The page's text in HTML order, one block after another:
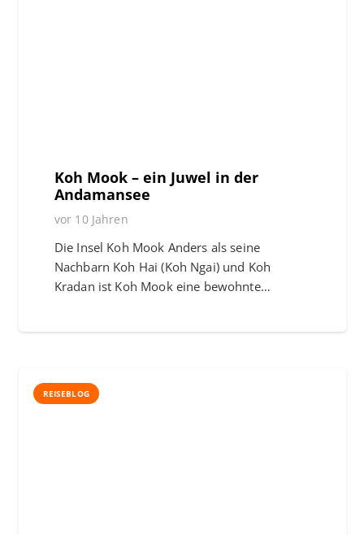
Koh Mook – ein Juwel in der
Andamansee
vor 10 Jahren
Die Insel Koh Mook Anders als seine
Nachbarn Koh Hai (Koh Ngai) und Koh
Kradan ist Koh Mook eine bewohnte…
REISEBLOG